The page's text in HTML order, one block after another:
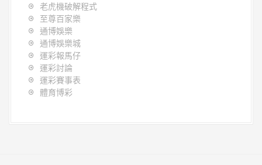
老虎機破解程式
至尊百家樂
通博娛樂
通博娛樂城
運彩報馬仔
運彩討論
運彩賽事表
體育博彩